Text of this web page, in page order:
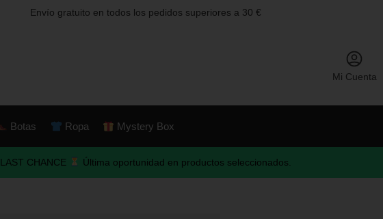
Envío gratuito en todos los pedidos superiores a 30 €
Mi Cuenta
Botas Ropa Mystery Box
LAST CHANCE Última oportunidad en productos seleccionados.